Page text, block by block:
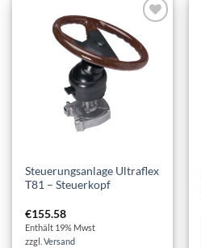
Auf die
Wunschliste
Steuerungsanlage Ultraflex
T81 – Steuerkopf
€155.58
Enthält 19% Mwst
zzgl.Versand